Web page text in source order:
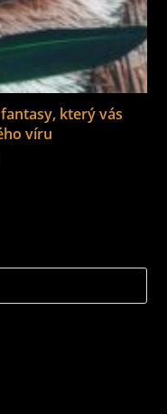
který vás
víru